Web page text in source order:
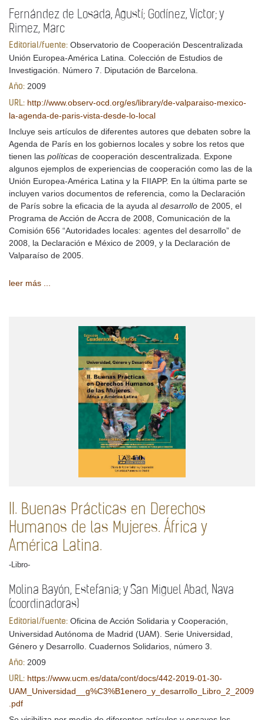
Fernández de Losada, Agustí; Godínez, Víctor; y
Rimez, Marc
Editorial/fuente: Observatorio de Cooperación Descentralizada
Unión Europea-América Latina. Colección de Estudios de
Investigación. Número 7. Diputación de Barcelona.
Año: 2009
URL: http://www.observ-ocd.org/es/library/de-valparaiso-mexico-
la-agenda-de-paris-vista-desde-lo-local
Incluye seis artículos de diferentes autores que debaten sobre la
Agenda de París en los gobiernos locales y sobre los retos que
tienen las políticas de cooperación descentralizada. Expone
algunos ejemplos de experiencias de cooperación como las de la
Unión Europea-América Latina y la FIIAPP. En la última parte se
incluyen varios documentos de referencia, como la Declaración
de París sobre la eficacia de la ayuda al desarrollo de 2005, el
Programa de Acción de Accra de 2008, Comunicación de la
Comisión 656 “Autoridades locales: agentes del desarrollo” de
2008, la Declaración e México de 2009, y la Declaración de
Valparaíso de 2005.
leer más ...
II. Buenas Prácticas en Derechos
Humanos de las Mujeres. África y
América Latina.
-Libro-
Molina Bayón, Estefania; y San Miguel Abad, Nava
(coordinadoras)
Editorial/fuente: Oficina de Acción Solidaria y Cooperación,
Universidad Autónoma de Madrid (UAM). Serie Universidad,
Género y Desarrollo. Cuadernos Solidarios, número 3.
Año: 2009
URL: https://www.ucm.es/data/cont/docs/442-2019-01-30-
UAM_Universidad__g%C3%B1enero_y_desarrollo_Libro_2_2009
.pdf